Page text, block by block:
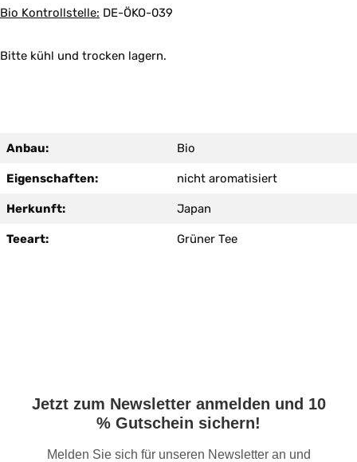
Bio Kontrollstelle: DE-ÖKO-039
Bitte kühl und trocken lagern.
Anbau: Bio
Eigenschaften: nicht aromatisiert
Herkunft: Japan
Teeart: Grüner Tee
Jetzt zum Newsletter anmelden und 10
% Gutschein sichern!
Melden Sie sich für unseren Newsletter an und